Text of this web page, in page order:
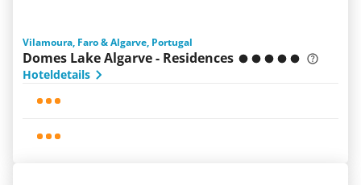
Vilamoura, Faro & Algarve, Portugal
Domes Lake Algarve - Residences
Hoteldetails